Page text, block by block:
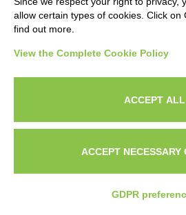
Claude Fable
allow certain types of cookies. Click on
find out more.
View the Complete Cookie Policy
ACCEPT ALL
ACCEPT NECESSARY
GDPR